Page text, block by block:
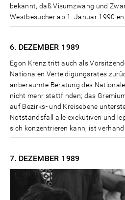
bekannt, daß Visumzwang und
Westbesucher ab 1. Januar 1990
6. DEZEMBER 1989
Egon Krenz tritt auch als
Nationalen Verteidigungsrates
anberaumte Beratung des
nicht mehr stattfinden; das
auf Bezirks- und Kreisebene
Notstandsfall alle exekutiven und
sich konzentrieren kann, ist
7. DEZEMBER 1989